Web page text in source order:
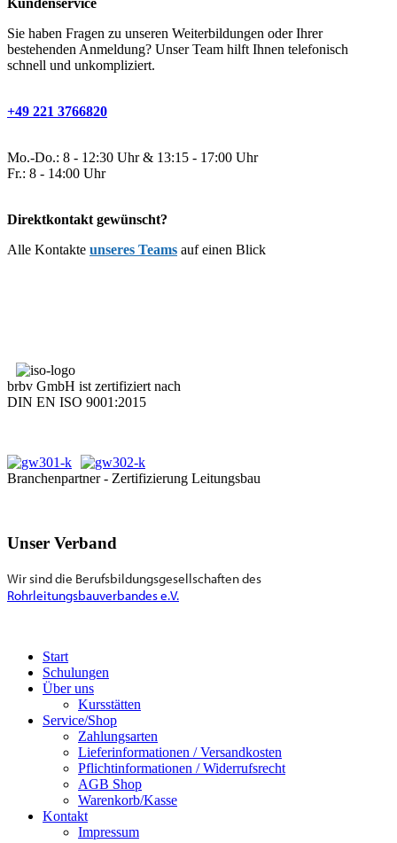
Kundenservice
Sie haben Fragen zu unseren Weiterbildungen oder Ihrer
bestehenden Anmeldung? Unser Team hilft Ihnen telefonisch
schnell und unkompliziert.
+49 221 3766820
Mo.-Do.: 8 - 12:30 Uhr & 13:15 - 17:00 Uhr
Fr.: 8 - 14:00 Uhr
Direktkontakt gewünscht?
Alle Kontakte unseres Teams auf einen Blick
brbv GmbH ist zertifiziert nach
DIN EN ISO 9001:2015
Branchenpartner - Zertifizierung Leitungsbau
Unser Verband
Wir sind die Berufsbildungsgesellschaften des
Rohrleitungsbauverbandes e.V.
Start
Schulungen
Über uns
Kursstätten
Service/Shop
Zahlungsarten
Lieferinformationen / Versandkosten
Pflichtinformationen / Widerrufsrecht
AGB Shop
Warenkorb/Kasse
Kontakt
Impressum